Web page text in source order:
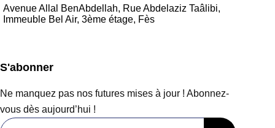
Avenue Allal BenAbdellah, Rue Abdelaziz Taâlibi,
Immeuble Bel Air, 3ème étage, Fès
S'abonner
Ne manquez pas nos futures mises à jour ! Abonnez-
vous dès aujourd’hui !